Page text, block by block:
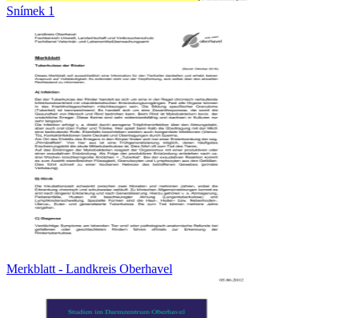
Snímek 1
Merkblatt - Landkreis Oberhavel